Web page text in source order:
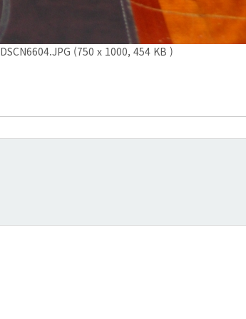
DSCN6604.JPG (750 x 1000, 454 KB )